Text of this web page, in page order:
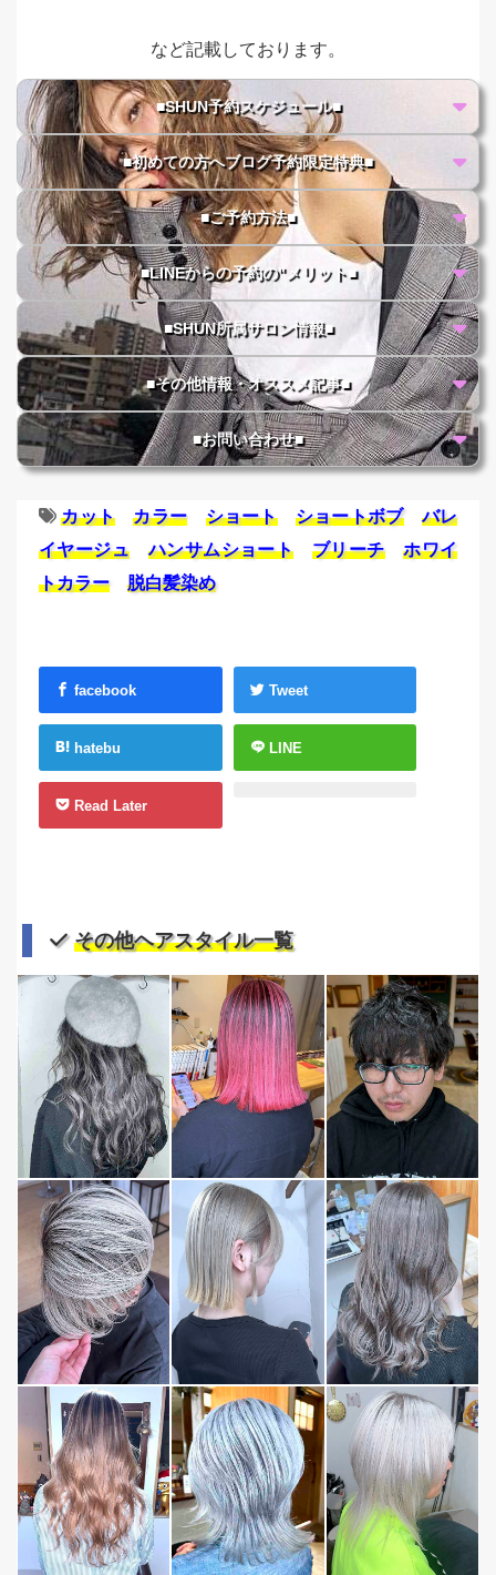
など記載しております。
■SHUN予約スケジュール■
■初めての方へブログ予約限定特典■
■ご予約方法■
■LINEからの予約の"メリット■
■SHUN所属サロン情報■
■その他情報・オススメ記事■
■お問い合わせ■
カット カラー ショート ショートボブ
バレ
イヤージュ
ハンサムショート ブリーチ
ホワイ
トカラー
脱白髪染め
facebook Tweet
hatebu LINE
Read Later
その他ヘアスタイル一覧